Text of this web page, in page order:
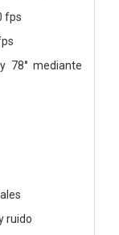
fps
78° mediante
ruido